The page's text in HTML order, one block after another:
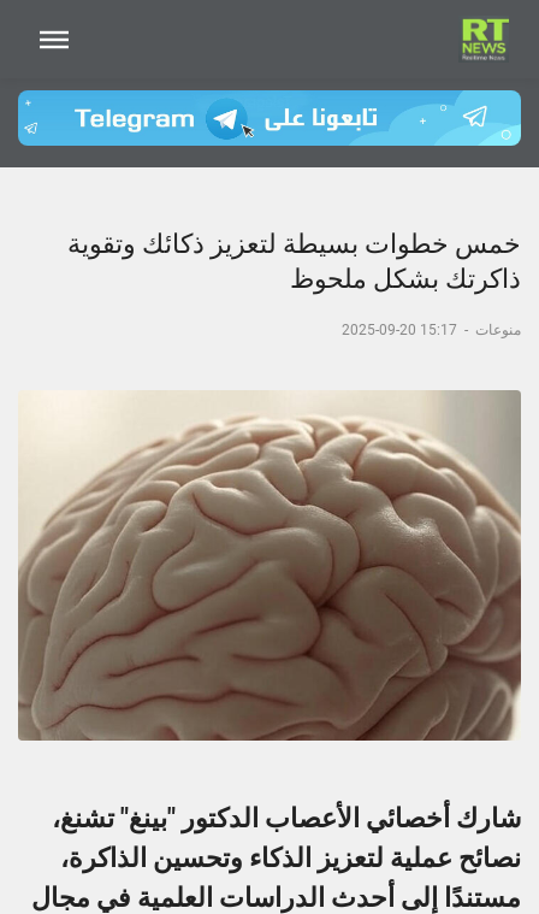
خمس خطوات بسيطة لتعزيز ذكائك وتقوية
ذاكرتك بشكل ملحوظ
منوعات -
15:17 20-09-2025
شارك أخصائي الأعصاب الدكتور "بينغ" تشنغ،
نصائح عملية لتعزيز الذكاء وتحسين الذاكرة،
مستندًا إلى أحدث الدراسات العلمية في مجال